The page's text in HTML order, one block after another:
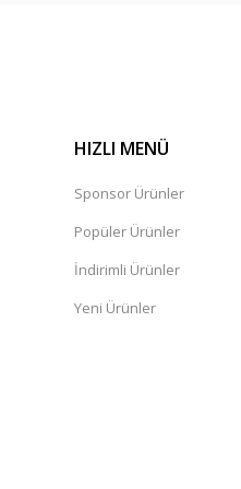
HIZLI MENÜ
Sponsor Ürünler
Popüler Ürünler
İndirimli Ürünler
Yeni Ürünler